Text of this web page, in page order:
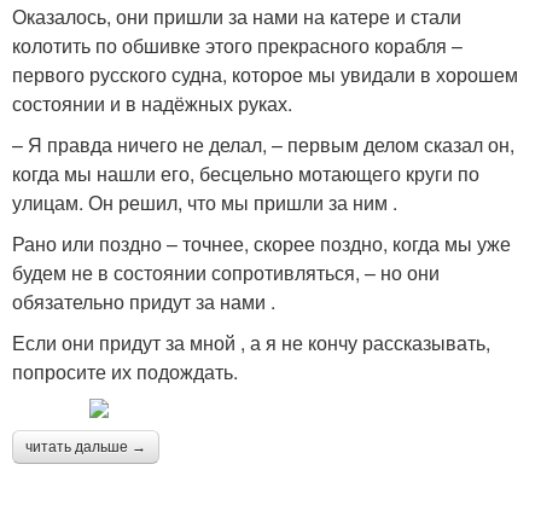
Оказалось, они пришли за нами на катере и стали
колотить по обшивке этого прекрасного корабля –
первого русского судна, которое мы увидали в хорошем
состоянии и в надёжных руках.
– Я правда ничего не делал, – первым делом сказал он,
когда мы нашли его, бесцельно мотающего круги по
улицам. Он решил, что мы пришли за ним .
Рано или поздно – точнее, скорее поздно, когда мы уже
будем не в состоянии сопротивляться, – но они
обязательно придут за нами .
Если они придут за мной , а я не кончу рассказывать,
попросите их подождать.
читать дальше →